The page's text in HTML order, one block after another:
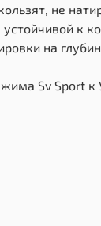
не
к
на
Sv Sport к